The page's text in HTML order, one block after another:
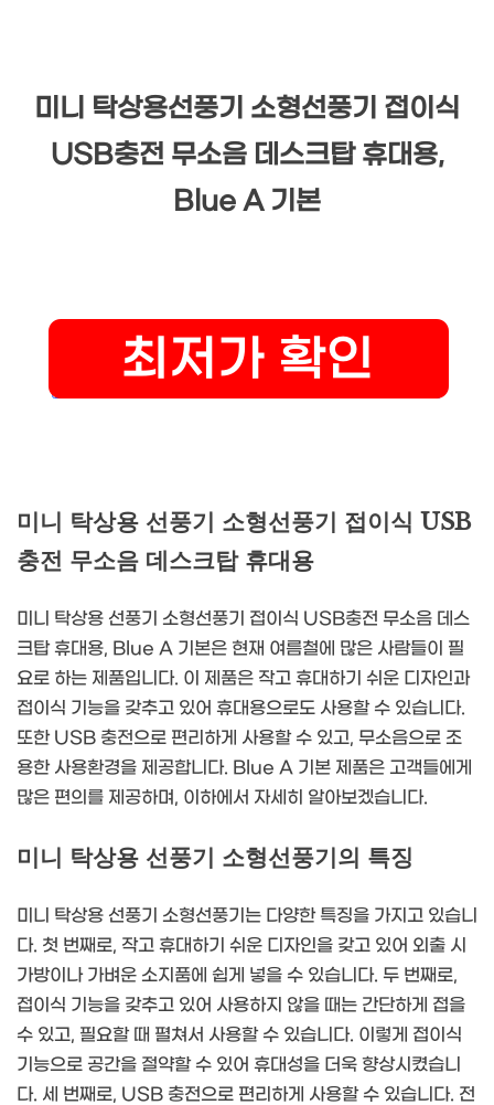
미니 탁상용선풍기 소형선풍기 접이식
USB충전 무소음 데스크탑 휴대용,
Blue A 기본
미니 탁상용 선풍기 소형선풍기 접이식 USB
충전 무소음 데스크탑 휴대용
미니 탁상용 선풍기 소형선풍기 접이식 USB충전 무소음 데스
크탑 휴대용, Blue A 기본은 현재 여름철에 많은 사람들이 필
요로 하는 제품입니다. 이 제품은 작고 휴대하기 쉬운 디자인과
접이식 기능을 갖추고 있어 휴대용으로도 사용할 수 있습니다.
또한 USB 충전으로 편리하게 사용할 수 있고, 무소음으로 조
용한 사용환경을 제공합니다. Blue A 기본 제품은 고객들에게
많은 편의를 제공하며, 이하에서 자세히 알아보겠습니다.
미니 탁상용 선풍기 소형선풍기의 특징
미니 탁상용 선풍기 소형선풍기는 다양한 특징을 가지고 있습니
다. 첫 번째로, 작고 휴대하기 쉬운 디자인을 갖고 있어 외출 시
가방이나 가벼운 소지품에 쉽게 넣을 수 있습니다. 두 번째로,
접이식 기능을 갖추고 있어 사용하지 않을 때는 간단하게 접을
수 있고, 필요할 때 펼쳐서 사용할 수 있습니다. 이렇게 접이식
기능으로 공간을 절약할 수 있어 휴대성을 더욱 향상시켰습니
다. 세 번째로, USB 충전으로 편리하게 사용할 수 있습니다. 전